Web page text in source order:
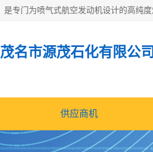
茂名市源茂石化有限公司
供应商机